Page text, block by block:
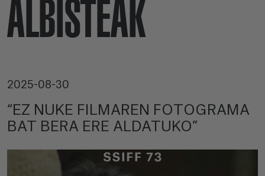
ALBISTEAK
2025-08-30
“EZ NUKE FILMAREN FOTOGRAMA
BAT BERA ERE ALDATUKO”